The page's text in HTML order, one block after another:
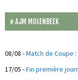
AJM MOLENBEEK
08/08 -Match de Coupe :
17/05 -Fin première